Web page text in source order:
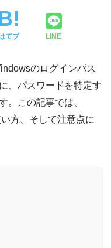
てブ LINE
のログインパス
、パスワードを特定す
。この記事では、
方、そして注意点に